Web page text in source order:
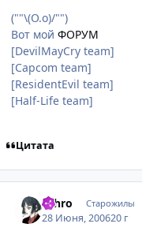
(""\(О.о)/"")
Вот мой ФОРУМ
[DevilMayCry team]
[Capcom team]
[ResidentEvil team]
[Half-Life team]
Цитата
Schro Старожилы
28 Июня, 200620 г